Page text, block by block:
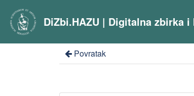
DiZbi.HAZU | Digitalna zbirka
Povratak